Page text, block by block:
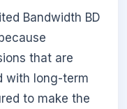
Bandwidth BD
that are
with long-term
to make the